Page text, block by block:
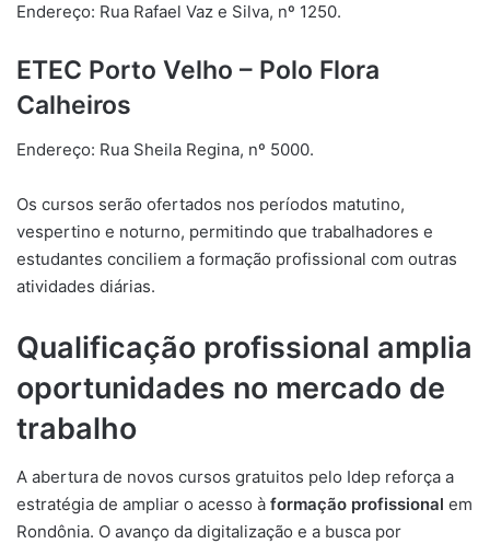
Endereço: Rua Rafael Vaz e Silva, nº 1250.
ETEC Porto Velho – Polo Flora
Calheiros
Endereço: Rua Sheila Regina, nº 5000.
Os cursos serão ofertados nos períodos matutino,
vespertino e noturno, permitindo que trabalhadores e
estudantes conciliem a formação profissional com outras
atividades diárias.
Qualificação profissional amplia
oportunidades no mercado de
trabalho
A abertura de novos cursos gratuitos pelo Idep reforça a
estratégia de ampliar o acesso à formação profissional em
Rondônia. O avanço da digitalização e a busca por